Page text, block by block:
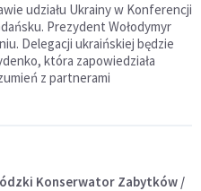
udziału Ukrainy w Konferencji
Prezydent Wołodymyr
Delegacji ukraińskiej będzie
która zapowiedziała
z partnerami
Konserwator Zabytków /